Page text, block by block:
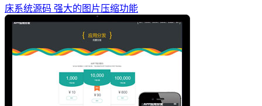
床系统源码 强大的图片压缩功能